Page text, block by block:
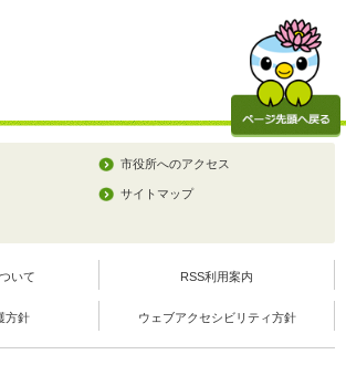
市役所へのアクセス
サイトマップ
いて RSS利用案内
方針 ウェブアクセシビリティ方針